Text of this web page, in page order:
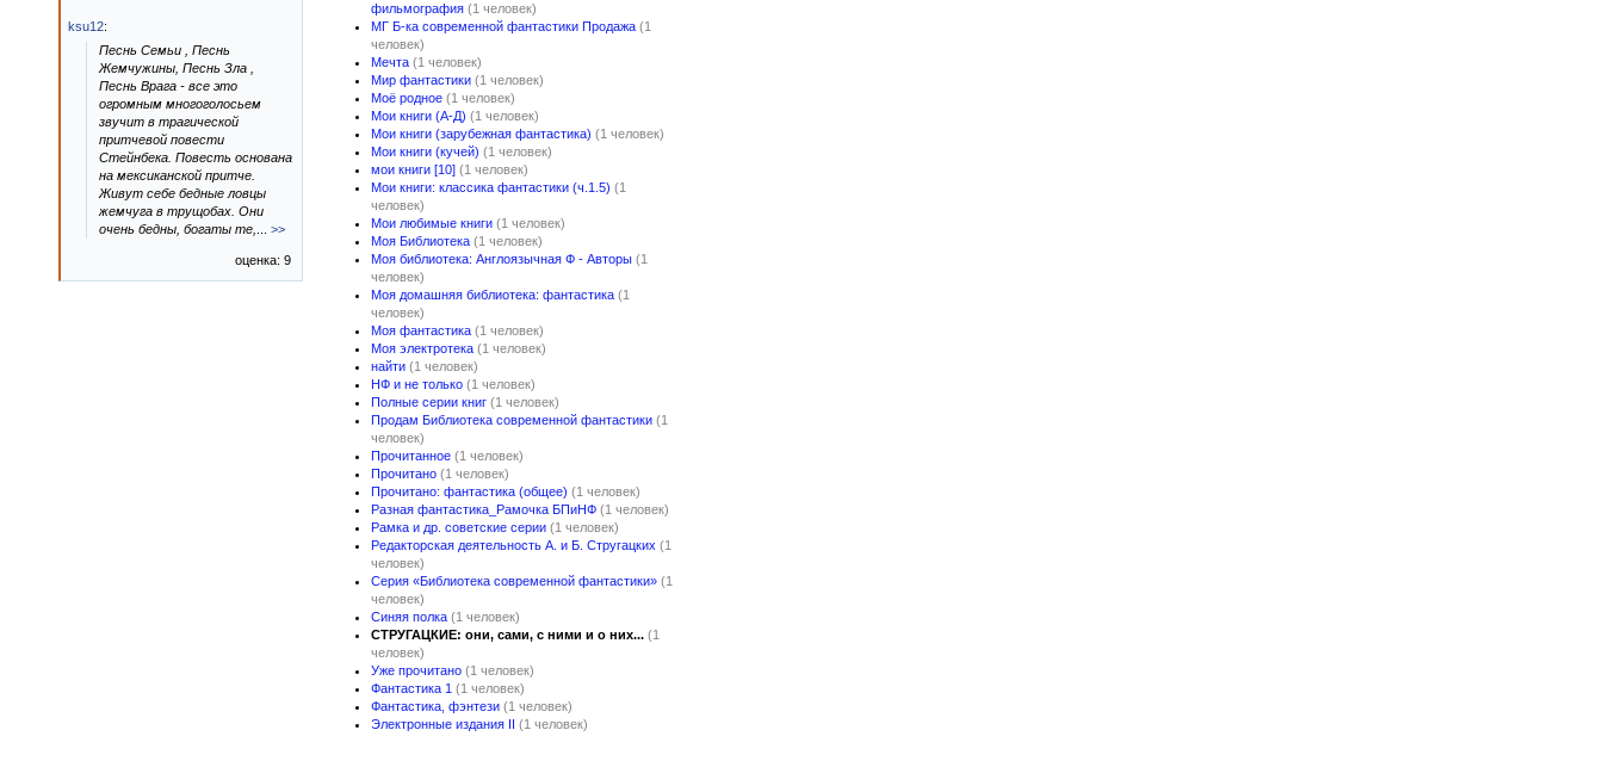
фильмография (1 человек)
МГ Б-ка современной фантастики Продажа (1
человек)
Мечта (1 человек)
Мир фантастики (1 человек)
Моё родное (1 человек)
Мои книги (А-Д) (1 человек)
Мои книги (зарубежная фантастика) (1 человек)
Мои книги (кучей) (1 человек)
мои книги [10] (1 человек)
Мои книги: классика фантастики (ч.1.5) (1
человек)
Мои любимые книги (1 человек)
Моя Библиотека (1 человек)
Моя библиотека: Англоязычная Ф - Авторы (1
человек)
Моя домашняя библиотека: фантастика (1
человек)
Моя фантастика (1 человек)
Моя электротека (1 человек)
найти (1 человек)
НФ и не только (1 человек)
Полные серии книг (1 человек)
Продам Библиотека современной фантастики (1
человек)
Прочитанное (1 человек)
Прочитано (1 человек)
Прочитано: фантастика (общее) (1 человек)
Разная фантастика_Рамочка БПиНФ (1 человек)
Рамка и др. советские серии (1 человек)
Редакторская деятельность А. и Б. Стругацких (1
человек)
Серия «Библиотека современной фантастики» (1
человек)
Синяя полка (1 человек)
СТРУГАЦКИЕ: они, сами, с ними и о них... (1
человек)
Уже прочитано (1 человек)
Фантастика 1 (1 человек)
Фантастика, фэнтези (1 человек)
Электронные издания II (1 человек)
ksu12:
Песнь Семьи , Песнь
Жемчужины, Песнь Зла ,
Песнь Врага - все это
огромным многоголосьем
звучит в трагической
притчевой повести
Стейнбека. Повесть основана
на мексиканской притче.
Живут себе бедные ловцы
жемчуга в трущобах. Они
очень бедны, богаты те,
>>
оценка: 9